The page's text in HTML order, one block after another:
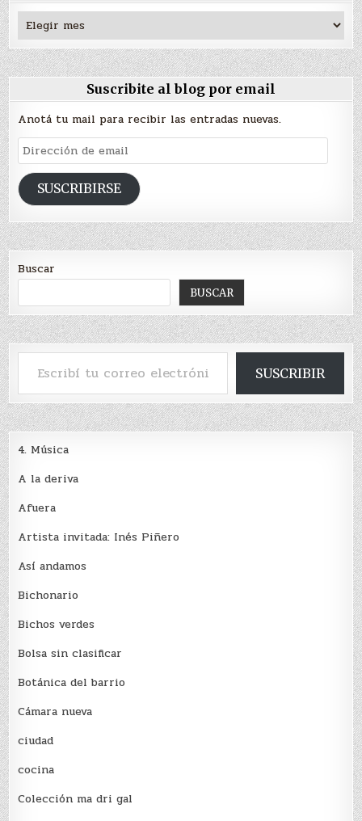
Archivos
Suscribite al blog por email
Anotá tu mail para recibir las entradas nuevas.
Dirección
de
emailSUSCRIBIRSE
Buscar
BUSCAR
Escribí tu correo electrónico…
SUSCRIBIR
4. Música
A la deriva
Afuera
Artista invitada: Inés Piñero
Así andamos
Bichonario
Bichos verdes
Bolsa sin clasificar
Botánica del barrio
Cámara nueva
ciudad
cocina
Colección ma dri gal